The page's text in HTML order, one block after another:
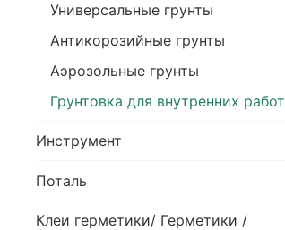
Универсальные грунты
Антикорозийные грунты
Аэрозольные грунты
Грунтовка для внутренних работ
Инструмент
Поталь
Клеи герметики/ Герметики /